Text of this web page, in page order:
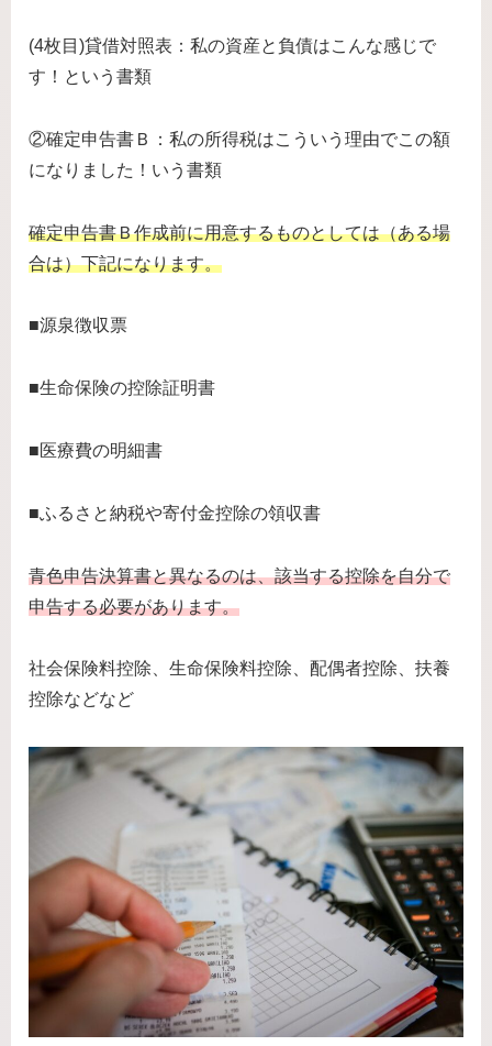
(4枚目)貸借対照表：私の資産と負債はこんな感じで
す！という書類
②確定申告書Ｂ：私の所得税はこういう理由でこの額
になりました！いう書類
確定申告書Ｂ作成前に用意するものとしては（ある場
合は）下記になります。
■源泉徴収票
■生命保険の控除証明書
■医療費の明細書
■ふるさと納税や寄付金控除の領収書
青色申告決算書と異なるのは、該当する控除を自分で
申告する必要があります。
社会保険料控除、生命保険料控除、配偶者控除、扶養
控除などなど